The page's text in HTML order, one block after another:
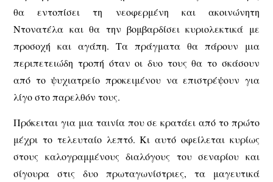
θα εντοπίσει τη νεοφερμένη και ακοινώνητη
Ντονατέλα και θα την βομβαρδίσει κυριολεκτικά με
προσοχή και αγάπη. Τα πράγματα θα πάρουν μια
περιπετειώδη τροπή όταν οι δυο τους θα το σκάσουν
από το ψυχιατρείο προκειμένου να επιστρέψουν για
λίγο στο παρελθόν τους.
Πρόκειται για μια ταινία που σε κρατάει από το πρώτο
μέχρι το τελευταίο λεπτό. Κι αυτό οφείλεται κυρίως
στους καλογραμμένους διαλόγους του σεναρίου και
σίγουρα στις δυο πρωταγωνίστριες, τα μαγευτικά